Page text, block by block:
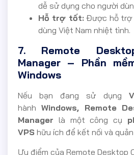
dễ sử dụng cho người
Hỗ trợ tốt: Được hỗ trợ
dùng Việt Nam nhiệt tình.
7. Remote
Manager – Phần
Windows
Nếu bạn đang sử dụng
hành Windows, Remote
Manager là một công cụ
VPS hữu ích để kết nối và
Ưu điểm của Remote Desktop